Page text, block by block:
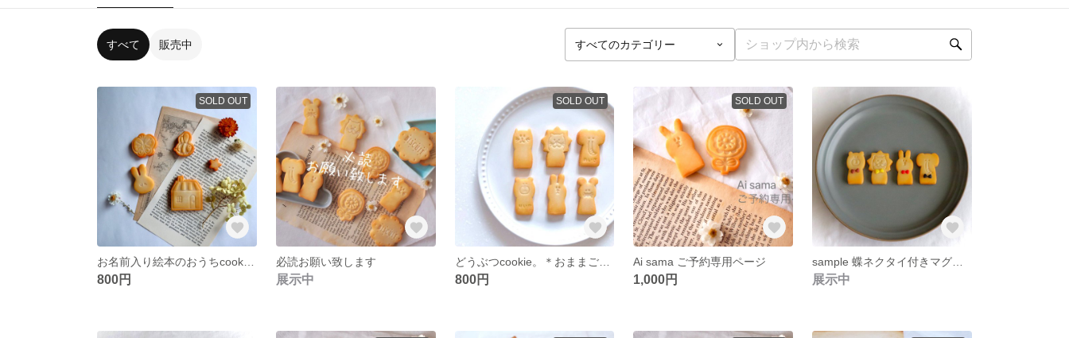
すべて 販売中
SOLD OUT
800円
必読お願い致します
展示中
SOLD OUT
どうぶつcookie。＊おままごとクッキー＊
800円
SOLD OUT
Ai sama ご予約専用ページ
1,000円 展示中